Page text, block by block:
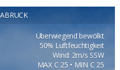
Überwiegend bewölkt
50% Luftfeuchtigkeit
Wind: 2m/s SSW
MAX C 25 • MIN C 25